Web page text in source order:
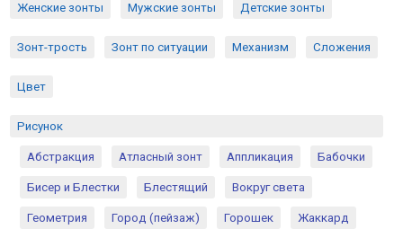
Женские зонты Мужские зонты Детские зонты
Зонт-трость Зонт по ситуации Механизм Сложения
Цвет
Рисунок
Абстракция Атласный зонт Аппликация Бабочки
Бисер и Блестки Блестящий Вокруг света
Геометрия Город (пейзаж) Горошек Жаккард